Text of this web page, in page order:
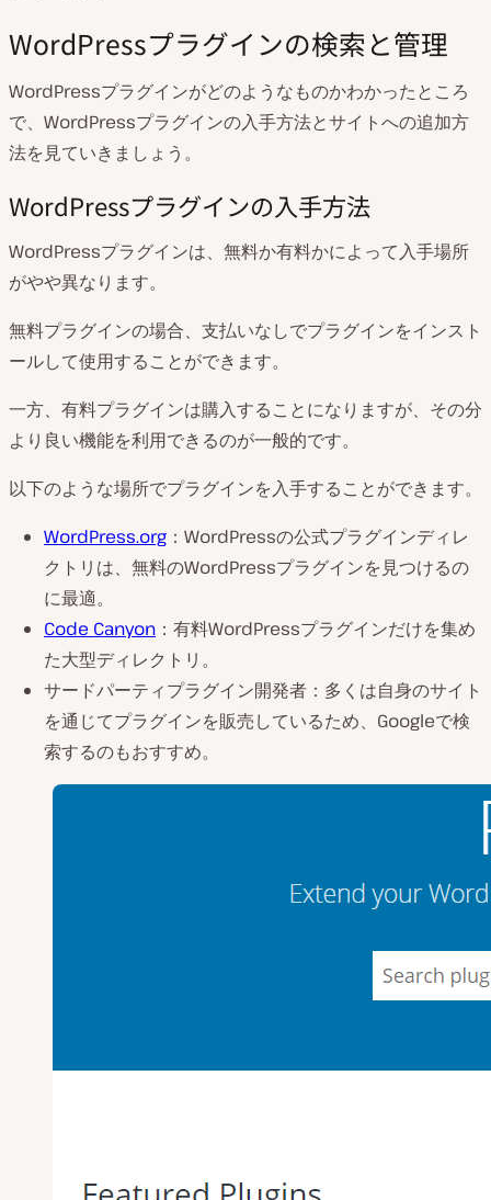
WordPressプラグインの検索と管理
WordPressプラグインがどのようなものかわかったところ
で、WordPressプラグインの入手方法とサイトへの追加方
法を見ていきましょう。
WordPressプラグインの入手方法
WordPressプラグインは、無料か有料かによって入手場所
がやや異なります。
無料プラグインの場合、支払いなしでプラグインをインスト
ールして使用することができます。
一方、有料プラグインは購入することになりますが、その分
より良い機能を利用できるのが一般的です。
以下のような場所でプラグインを入手することができます。
WordPress.org ：WordPressの公式プラグインディレ
クトリは、無料のWordPressプラグインを見つけるの
に最適。
Code Canyon ：有料WordPressプラグインだけを集め
た大型ディレクトリ。
サードパーティプラグイン開発者：多くは自身のサイト
を通じてプラグインを販売しているため、Googleで検
索するのもおすすめ。